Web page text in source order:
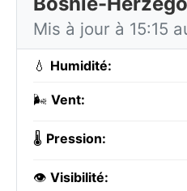
Mis à jour à 15:15
💧 Humidité:
🌬️ Vent:
🌡️ Pression:
👁️ Visibilité: